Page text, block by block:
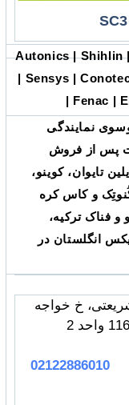
Autonics | Shihlin
| Sensys |
| Fenac |
نمایندگی
پس از فروش
تایوان، کوینو،
و کاس کره
و فناک ترکیه،
انگلستان در
خ خواجه
02122886010